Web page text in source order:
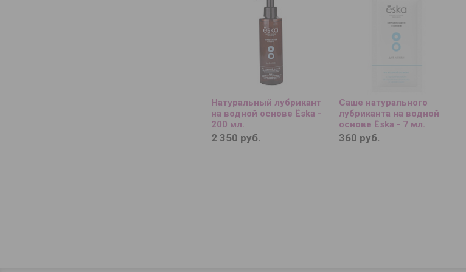
Натуральный лубрикант
на водной основе Ёska -
200 мл.
2 350 руб.
Саше натурального
лубриканта на водной
основе Ёska - 7 мл.
360 руб.